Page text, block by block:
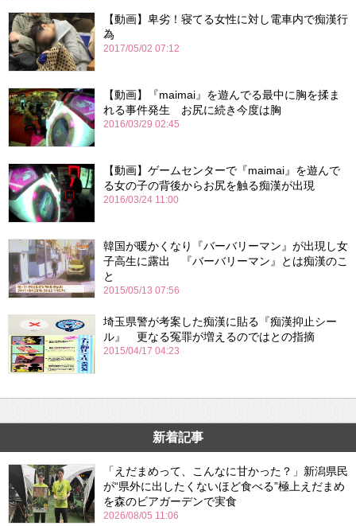
【動画】卑劣！寝てる女性に対し電車内で痴漢行
為
2017/05/02 07:12
【動画】『maimai』を遊んでる最中に胸を揉ま
れる事件発生 お尻に続き今度は胸
2016/03/29 02:45
【動画】ゲームセンターで『maimai』を遊んで
る女の子の背後からお尻を触る痴漢が出現
2016/03/24 11:00
韓国が暖かくなり『バーバリーマン』が出現し女
子高生に露出 『バーバリーマン』とは痴漢のこ
と
2015/05/13 07:56
埼玉県警が考案した痴漢に貼る『痴漢抑止シー
ル』 更なる冤罪が増えるのではとの指摘
2015/04/17 04:23
新着記事
「えだまめって、こんなに甘かった？」新潟県民
が“県外に出したくないほど食べる”極上えだまめ
を森のビアガーデンで実食
2026/08/05 11:06